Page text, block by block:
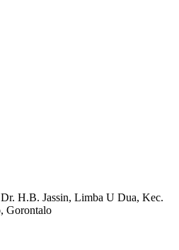
H.B. Jassin, Limba U Dua, Kec.
Gorontalo